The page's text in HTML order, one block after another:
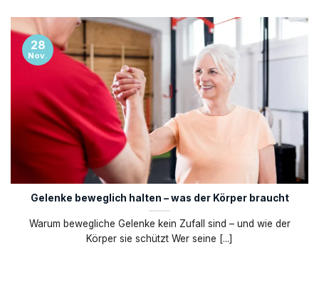
Gelenke beweglich halten – was der Körper braucht
Warum bewegliche Gelenke kein Zufall sind – und wie der
Körper sie schützt Wer seine [...]
28
Nov.